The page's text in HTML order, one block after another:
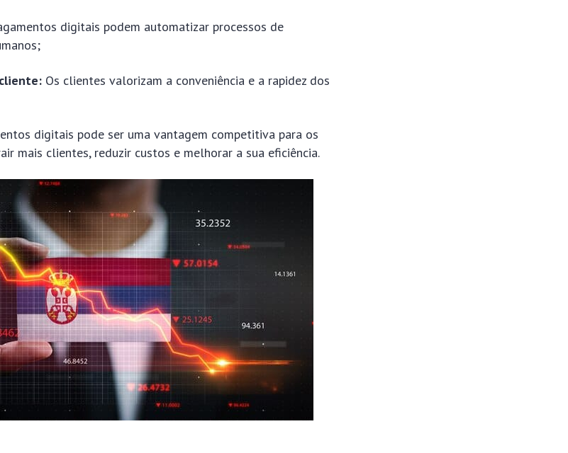
digitais podem automatizar processos de
Os clientes valorizam a conveniência e a rapidez dos
digitais pode ser uma vantagem competitiva para os
mais clientes, reduzir custos e melhorar a sua eficiência.